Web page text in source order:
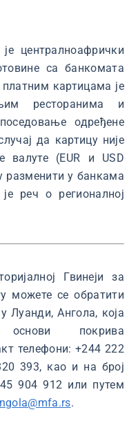
централноафрички
са банкомата
картицама је
ресторанима и
одређене
да картицу није
валуте (EUR и USD
разменити у банкама
реч о регионалној
Гвинеји за
можете се обратити
Луанди, Ангола, која
основи покрива
телефони: +244 222
393, као и на број
904 912 или путем
.